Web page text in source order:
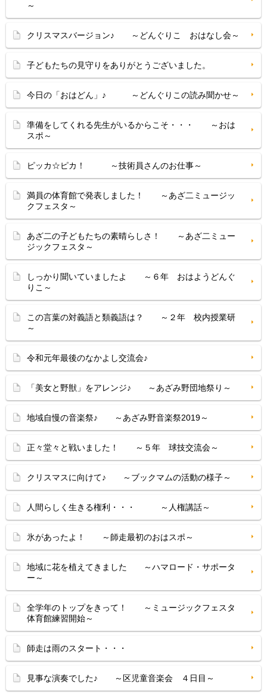
～
クリスマスバージョン♪ ～どんぐりこ おはなし会～
子どもたちの見守りをありがとうございました。
今日の「おはどん」♪ ～どんぐりこの読み聞かせ～
準備をしてくれる先生がいるからこそ・・・ ～おは
スポ～
ピッカ☆ピカ！ ～技術員さんのお仕事～
満員の体育館で発表しました！ ～あざ二ミュージッ
クフェスタ～
あざ二の子どもたちの素晴らしさ！ ～あざ二ミュー
ジックフェスタ～
しっかり聞いていましたよ ～６年 おはようどんぐ
りこ～
この言葉の対義語と類義語は？ ～２年 校内授業研
～
令和元年最後のなかよし交流会♪
「美女と野獣」をアレンジ♪ ～あざみ野団地祭り～
地域自慢の音楽祭♪ ～あざみ野音楽祭2019～
正々堂々と戦いました！ ～５年 球技交流会～
クリスマスに向けて♪ ～ブックマムの活動の様子～
人間らしく生きる権利・・・ ～人権講話～
氷があったよ！ ～師走最初のおはスポ～
地域に花を植えてきました ～ハマロード・サポータ
ー～
全学年のトップをきって！ ～ミュージックフェスタ
体育館練習開始～
師走は雨のスタート・・・
見事な演奏でした♪ ～区児童音楽会 ４日目～